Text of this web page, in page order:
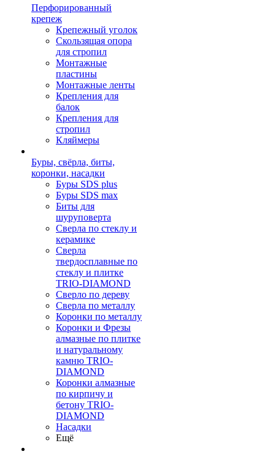
Перфорированный
крепеж
Крепежный уголок
Скользящая опора
для стропил
Монтажные
пластины
Монтажные ленты
Крепления для
балок
Крепления для
стропил
Кляймеры
Буры, свёрла, биты,
коронки, насадки
Буры SDS plus
Буры SDS max
Биты для
шуруповерта
Сверла по стеклу и
керамике
Сверла
твердосплавные по
стеклу и плитке
TRIO-DIAMOND
Сверло по дереву
Сверла по металлу
Коронки по металлу
Коронки и Фрезы
алмазные по плитке
и натуральному
камню TRIO-
DIAMOND
Коронки алмазные
по кирпичу и
бетону TRIO-
DIAMOND
Насадки
Ещё